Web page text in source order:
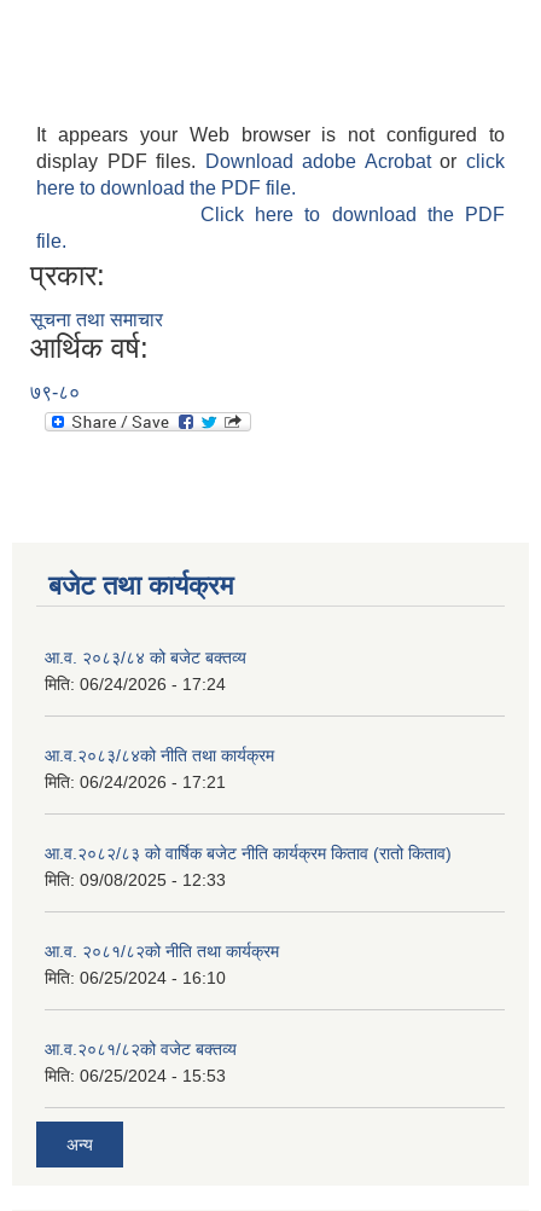
It appears your Web browser is not configured to
display PDF files.
Download adobe Acrobatorclick
here to download the PDF file.
Click here to download the PDF
file.
प्रकार:
सूचना तथा समाचार
आर्थिक वर्ष:
७९-८०
बजेट तथा कार्यक्रम
आ.व. २०८३/८४ को बजेट बक्तव्य
मिति: 06/24/2026 - 17:24
आ.व.२०८३/८४को नीति तथा कार्यक्रम
मिति: 06/24/2026 - 17:21
आ.व.२०८२/८३ को वार्षिक बजेट नीति कार्यक्रम किताव (रातो किताव)
मिति: 09/08/2025 - 12:33
आ.व. २०८१/८२को नीति तथा कार्यक्रम
मिति: 06/25/2024 - 16:10
आ.व.२०८१/८२को वजेट बक्तव्य
मिति: 06/25/2024 - 15:53
अन्य